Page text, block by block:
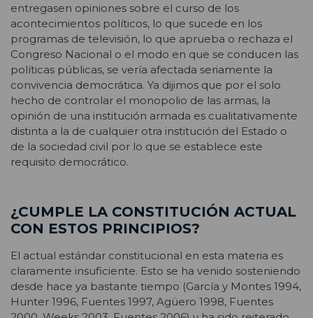
entregasen opiniones sobre el curso de los
acontecimientos políticos, lo que sucede en los
programas de televisión, lo que aprueba o rechaza el
Congreso Nacional o el modo en que se conducen las
políticas públicas, se vería afectada seriamente la
convivencia democrática. Ya dijimos que por el solo
hecho de controlar el monopolio de las armas, la
opinión de una institución armada es cualitativamente
distinta a la de cualquier otra institución del Estado o
de la sociedad civil por lo que se establece este
requisito democrático.
¿CUMPLE LA CONSTITUCIÓN ACTUAL
CON ESTOS PRINCIPIOS?
El actual estándar constitucional en esta materia es
claramente insuficiente. Esto se ha venido sosteniendo
desde hace ya bastante tiempo (García y Montes 1994,
Hunter 1996, Fuentes 1997, Agüero 1998, Fuentes